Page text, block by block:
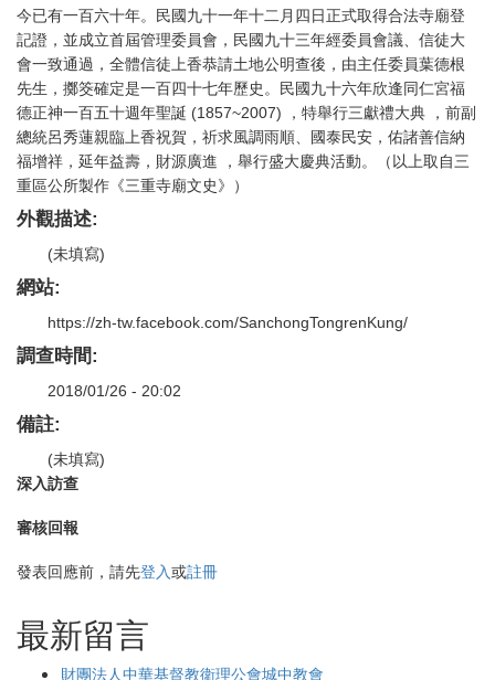
今已有一百六十年。民國九十一年十二月四日正式取得合法寺廟登
記證，並成立首屆管理委員會，民國九十三年經委員會議、信徒大
會一致通過，全體信徒上香恭請土地公明查後，由主任委員葉德根
先生，擲筊確定是一百四十七年歷史。民國九十六年欣逢同仁宮福
德正神一百五十週年聖誕 (1857~2007) ，特舉行三獻禮大典 ，前副
總統呂秀蓮親臨上香祝賀，祈求風調雨順、國泰民安，佑諸善信納
福增祥，延年益壽，財源廣進 ，舉行盛大慶典活動。（以上取自三
重區公所製作《三重寺廟文史》）
外觀描述:
(未填寫)
網站:
https://zh-tw.facebook.com/SanchongTongrenKung/
調查時間:
2018/01/26 - 20:02
備註:
(未填寫)
深入訪查
審核回報
發表回應前，請先登入或註冊
最新留言
財團法人中華基督教衛理公會城中教會